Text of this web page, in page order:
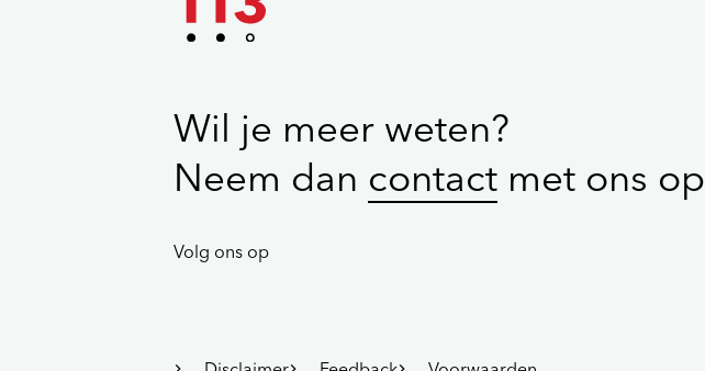
Wil je meer weten?
Neem dan contact met ons op
Volg ons op